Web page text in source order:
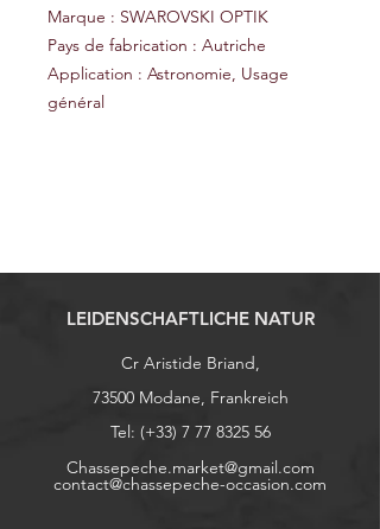
Marque : SWAROVSKI OPTIK
Pays de fabrication : Autriche
Application : Astronomie, Usage
général
LEIDENSCHAFTLICHE NATUR
Cr Aristide Briand,
73500 Modane, Frankreich
Tel: (+33) 7 77 8325 56
Chassepeche.market@gmail.com
contact@chassepeche-occasion.com